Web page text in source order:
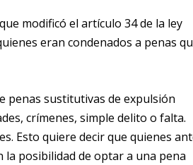
modificó el artículo 34 de la ley
eran condenados a penas
penas sustitutivas de expulsión
crímenes, simple delito o falta.
Esto quiere decir que quienes
la posibilidad de optar a una pena